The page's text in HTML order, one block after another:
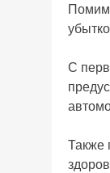
С
Также